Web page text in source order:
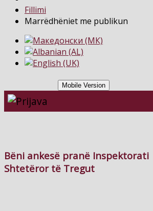
Fillimi
Marrëdhëniet me publikun
Mobile Version
Bëni ankesë pranë Inspektorati
Shtetëror të Tregut